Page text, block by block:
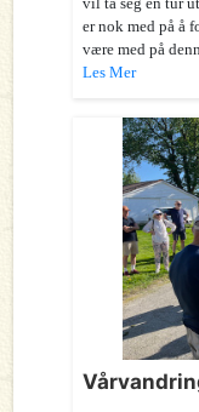
er nok med på å
være med på
Les Mer